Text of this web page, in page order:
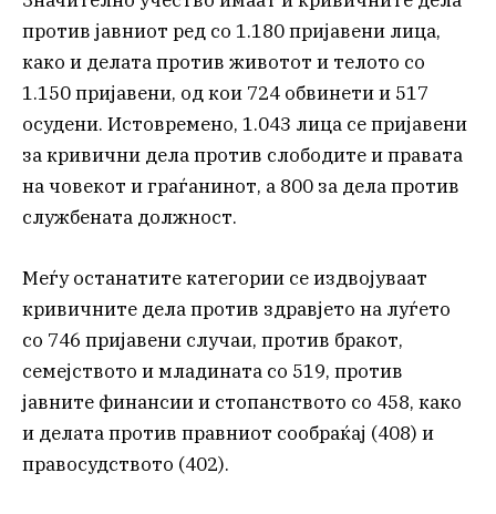
против јавниот ред со 1.180 пријавени лица,
како и делата против животот и телото со
1.150 пријавени, од кои 724 обвинети и 517
осудени. Истовремено, 1.043 лица се пријавени
за кривични дела против слободите и правата
на човекот и граѓанинот, а 800 за дела против
службената должност.
Меѓу останатите категории се издвојуваат
кривичните дела против здравјето на луѓето
со 746 пријавени случаи, против бракот,
семејството и младината со 519, против
јавните финансии и стопанството со 458, како
и делата против правниот сообраќај (408) и
правосудството (402).